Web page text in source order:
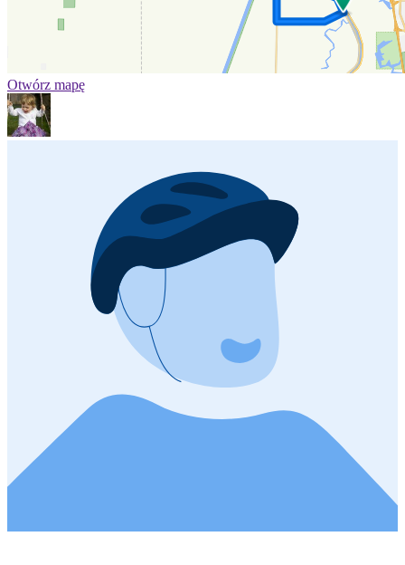
Otwórz mapę